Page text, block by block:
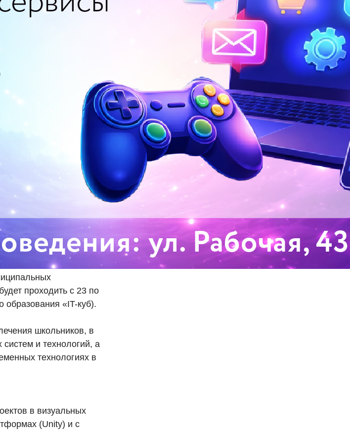
проходить с 23 по
образования «IT-куб).
школьников, в
и технологий, а
технологиях в
в визуальных
(Unity) и с